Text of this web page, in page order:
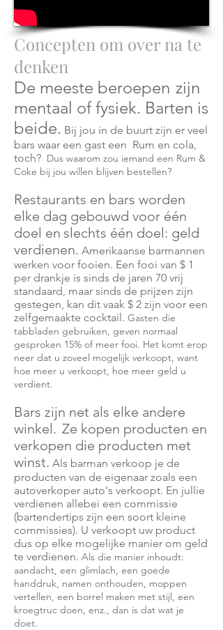
Concepten om over na te
denken
De meeste beroepen zijn
mentaal of fysiek. Barten is
beide. Bij jou in de buurt zijn er veel
bars waar een gast een Rum en cola,
toch? Dus waarom zou iemand een Rum &
Coke bij jou willen blijven bestellen?
Restaurants en bars worden
elke dag gebouwd voor één
doel en slechts één doel: geld
verdienen. Amerikaanse barmannen
werken voor fooien. Een fooi van $ 1
per drankje is sinds de jaren 70 vrij
standaard, maar sinds de prijzen zijn
gestegen, kan dit vaak $ 2 zijn voor een
zelfgemaakte cocktail. Gasten die
tabbladen gebruiken, geven normaal
gesproken 15% of meer fooi. Het komt erop
neer dat u zoveel mogelijk verkoopt, want
hoe meer u verkoopt, hoe meer geld u
verdient.
Bars zijn net als elke andere
winkel. Ze kopen producten en
verkopen die producten met
winst. Als barman verkoop je de
producten van de eigenaar zoals een
autoverkoper auto's verkoopt. En jullie
verdienen allebei een commissie
(bartendertips zijn een soort kleine
commissies). U verkoopt uw product
dus op elke mogelijke manier om geld
te verdienen. Als die manier inhoudt:
aandacht, een glimlach, een goede
handdruk, namen onthouden, moppen
vertellen, een borrel maken met stijl, een
kroegtruc doen, enz., dan is dat wat je
doet.